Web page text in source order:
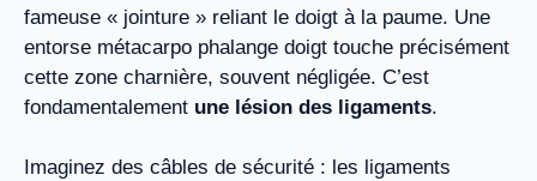
fameuse « jointure » reliant le doigt à la paume. Une
entorse métacarpo phalange doigt touche précisément
cette zone charnière, souvent négligée. C’est
fondamentalement une lésion des ligaments.
Imaginez des câbles de sécurité : les ligaments